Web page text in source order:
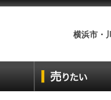
横浜市・